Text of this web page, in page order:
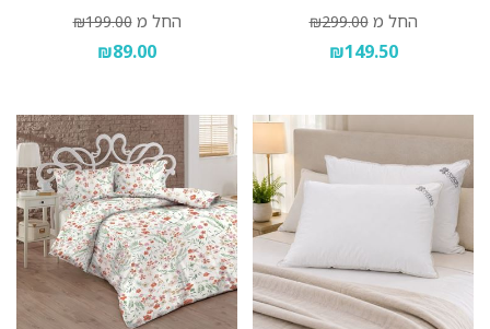
החל מ ₪299.00
₪149.50
החל מ ₪199.00
₪89.00